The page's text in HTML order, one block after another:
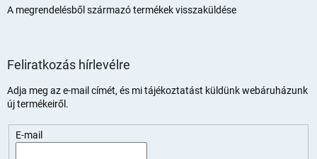
A megrendelésből származó termékek visszaküldése
Feliratkozás hírlevélre
Adja meg az e-mail címét, és mi tájékoztatást küldünk webáruházunk
új termékeiről.
E-mail